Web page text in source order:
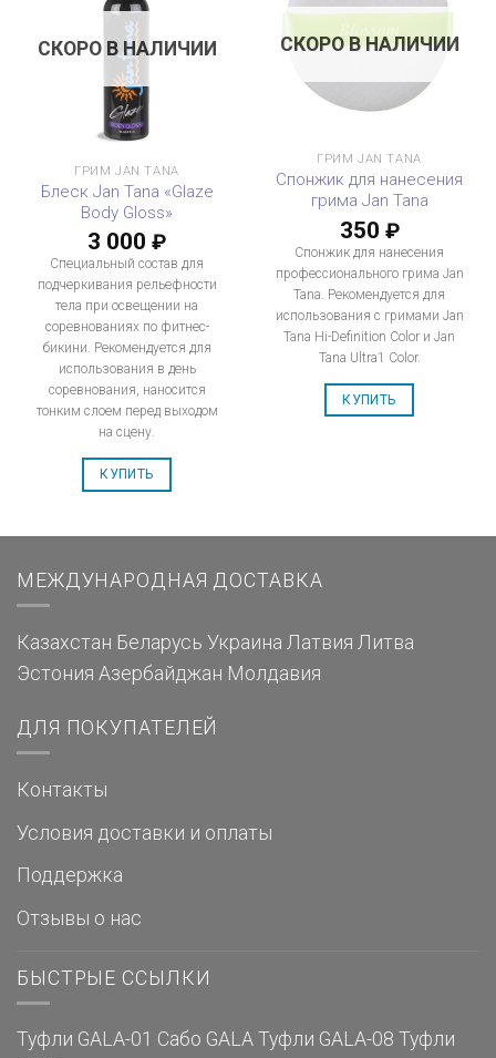
СКОРО В НАЛИЧИИ
ГРИМ JAN TANA
Блеск Jan Tana «Glaze
Body Gloss»
3 000 ₽
Специальный состав для
подчеркивания рельефности
тела при освещении на
соревнованиях по фитнес-
бикини. Рекомендуется для
использования в день
соревнования, наносится
тонким слоем перед выходом
на сцену.
КУПИТЬ
СКОРО В НАЛИЧИИ
ГРИМ JAN TANA
Спонжик для нанесения
грима Jan Tana
350 ₽
Спонжик для нанесения
профессионального грима Jan
Tana. Рекомендуется для
использования с гримами Jan
Tana Hi-Definition Color и Jan
Tana Ultra1 Color.
КУПИТЬ
МЕЖДУНАРОДНАЯ ДОСТАВКА
Казахстан Беларусь Украина Латвия Литва
Эстония Азербайджан Молдавия
ДЛЯ ПОКУПАТЕЛЕЙ
Контакты
Условия доставки и оплаты
Поддержка
Отзывы о нас
БЫСТРЫЕ ССЫЛКИ
Туфли GALA-01 Сабо GALA Туфли GALA-08 Туфли